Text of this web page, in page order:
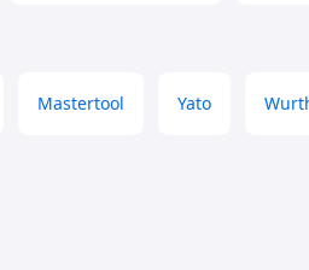
Mastertool Yato